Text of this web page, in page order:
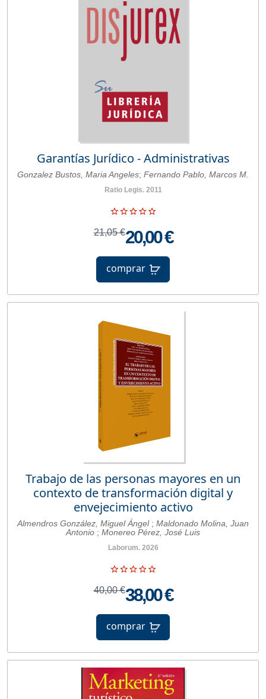
Garantías Jurídico - Administrativas
Gonzalez Bustos, Maria Angeles; Fernando Pablo, Marcos M.
Ratio Legis. 2011
21,05 €20,00 €
comprar
Trabajo de las personas mayores en un
contexto de transformación digital y
envejecimiento activo
Almendros González, Miguel Ángel ; Maldonado Molina, Juan
Antonio ; Monereo Pérez, José Luis
Laborum. 2026
40,00 €38,00 €
comprar